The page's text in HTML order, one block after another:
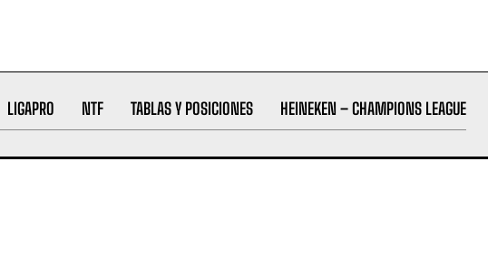
LIGAPRO NTF TABLAS Y POSICIONES HEINEKEN – CHAMPIONS LEAGUE